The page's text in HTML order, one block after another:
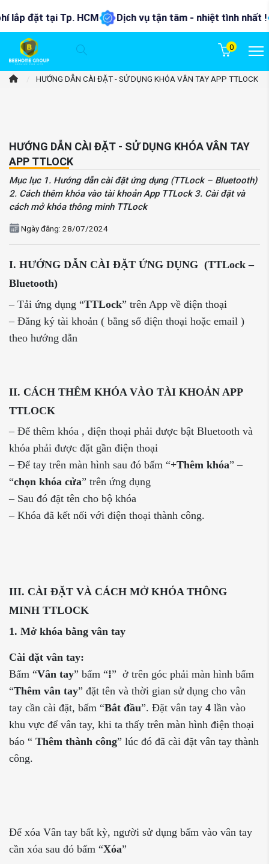
đặt tại Tp. HCM Dịch vụ tận tâm - nhiệt tình nhất !
0
HƯỚNG DẪN CÀI ĐẶT - SỬ DỤNG KHÓA VÂN TAY APP TTLOCK
HƯỚNG DẪN CÀI ĐẶT - SỬ DỤNG KHÓA VÂN TAY
APP TTLOCK
Mục lục 1. Hướng dẫn cài đặt ứng dụng (TTLock – Bluetooth)
2. Cách thêm khóa vào tài khoản App TTLock 3. Cài đặt và
cách mở khóa thông minh TTLock
Ngày đăng: 28/07/2024
I. HƯỚNG DẪN CÀI ĐẶT ỨNG DỤNG (TTLock –
Bluetooth)
– Tải ứng dụng “TTLock” trên App về điện thoại
– Đăng ký tài khoản ( bằng số điện thoại hoặc email )
theo hướng dẫn
II. CÁCH THÊM KHÓA VÀO TÀI KHOẢN APP
TTLOCK
– Để thêm khóa , điện thoại phải được bật Bluetooth và
khóa phải được đặt gần điện thoại
– Để tay trên màn hình sau đó bấm “+Thêm khóa” –
“chọn khóa cửa” trên ứng dụng
– Sau đó đặt tên cho bộ khóa
– Khóa đã kết nối với điện thoại thành công.
III. CÀI ĐẶT VÀ CÁCH MỞ KHÓA THÔNG
MINH TTLOCK
1. Mở khóa bằng vân tay
Cài đặt vân tay:
Bấm “Vân tay” bấm “⁞” ở trên góc phải màn hình bấm
“Thêm vân tay” đặt tên và thời gian sử dụng cho vân
tay cần cài đặt, bấm “Bắt đầu”. Đặt vân tay 4 lần vào
khu vực để vân tay, khi ta thấy trên màn hình điện thoại
báo “ Thêm thành công” lúc đó đã cài đặt vân tay thành
công.
Để xóa Vân tay bất kỳ, người sử dụng bấm vào vân tay
cần xóa sau đó bấm “Xóa”